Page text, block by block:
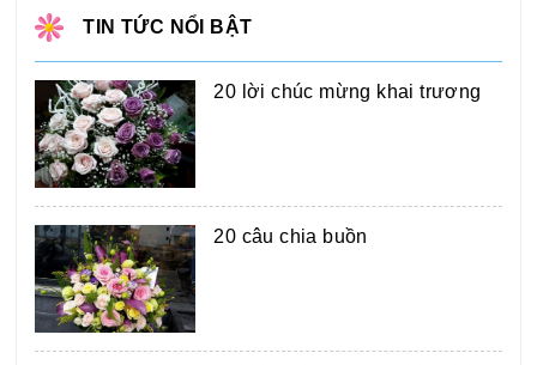
TIN TỨC NỔI BẬT
20 lời chúc mừng khai trương
20 câu chia buồn